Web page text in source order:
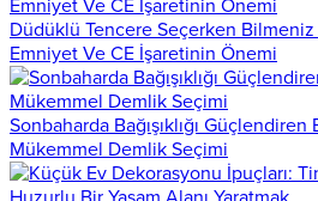
Düdüklü Tencere Seçerken
Emniyet Ve CE İşaretinin Önemi
Sonbaharda Bağışıklığı Güçlendiren
Mükemmel Demlik Seçimi